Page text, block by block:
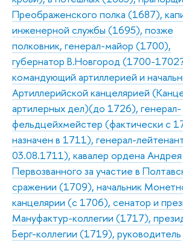
Преображенского полка (1687),
инженерной службы (1695), позже
полковник, генерал-майор (1700),
губернатор В.Новгород (1700-
командующий артиллерией и
Артиллерийской канцелярией
артилерных дел)(до 1726), генерал-
фельдцейхмейстер (фактически с
назначен в 1711), генерал-
03.08.1711), кавалер ордена Андрея
Первозванного за участие в
сражении (1709), начальник
канцелярии (с 1706), сенатор и
Мануфактур-коллегии (1717),
Берг-коллегии (1719), руководитель